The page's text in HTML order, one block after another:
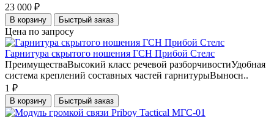
23 000 ₽
В корзину Быстрый заказ
Цена по запросу
Гарнитура скрытого ношения ГСН Прибой Стелс
ПреимуществаВысокий класс речевой разборчивостиУдобная
система креплений составных частей гарнитурыВыносн..
1 ₽
В корзину Быстрый заказ